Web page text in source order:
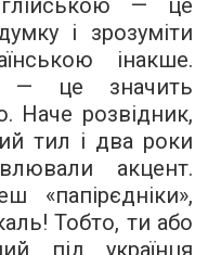
і зрозуміти
інакше.
— це значить
Наче розвідник,
тил і два роки
акцент.
«папірєдніки»,
Тобто, ти або
під українця